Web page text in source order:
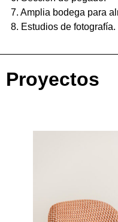
7. Amplia bodega para
8. Estudios de fotografía.
Proyectos